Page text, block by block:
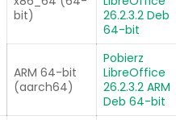
bit)
26.2.3.2 Deb
64-bit
ARM 64-bit
(aarch64)
Pobierz
LibreOffice
26.2.3.2 ARM
Deb 64-bit